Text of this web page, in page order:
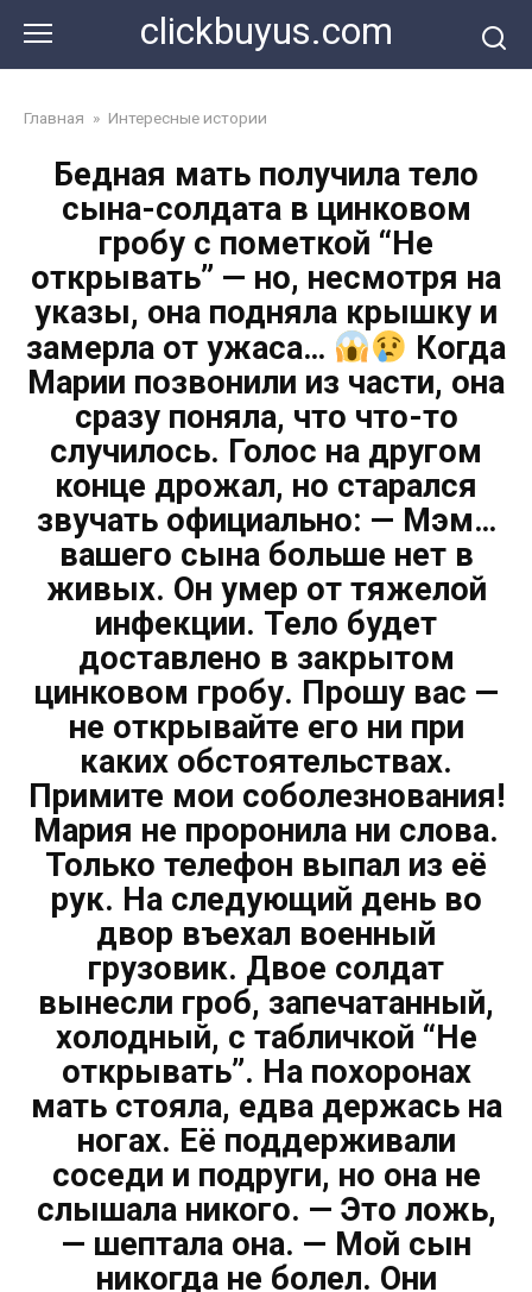
контенту
clickbuyus.com
Главная » Интересные истории
Бедная мать получила тело
сына-солдата в цинковом
гробу с пометкой “Не
открывать” — но, несмотря на
указы, она подняла крышку и
замерла от ужаса…
Когда
Марии позвонили из части, она
сразу поняла, что что-то
случилось. Голос на другом
конце дрожал, но старался
звучать официально: — Мэм…
вашего сына больше нет в
живых. Он умер от тяжелой
инфекции. Тело будет
доставлено в закрытом
цинковом гробу. Прошу вас —
не открывайте его ни при
каких обстоятельствах.
Примите мои соболезнования!
Мария не проронила ни слова.
Только телефон выпал из её
рук. На следующий день во
двор въехал военный
грузовик. Двое солдат
вынесли гроб, запечатанный,
холодный, с табличкой “Не
открывать”. На похоронах
мать стояла, едва держась на
ногах. Её поддерживали
соседи и подруги, но она не
слышала никого. — Это ложь,
— шептала она. — Мой сын
никогда не болел. Они